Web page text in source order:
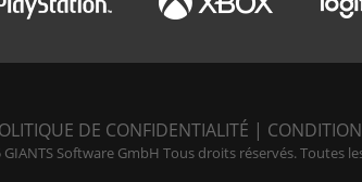
DE CONFIDENTIALITÉ |
Software GmbH Tous droits réservés. Toutes